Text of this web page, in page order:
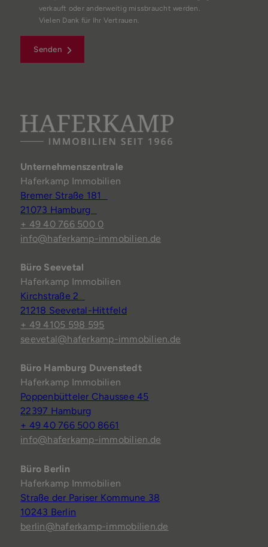
verkauft oder anderweitig missbraucht werden.
Vielen Dank für Ihr Vertrauen.
Senden
Unternehmenszentrale
Haferkamp Immobilien
Bremer Straße 181
21073 Hamburg
+ 49 40 766 500 0
info@haferkamp-immobilien.de
Büro Seevetal
Haferkamp Immobilien
Kirchstraße 2
21218 Seevetal-Hittfeld
+ 49 4105 598 595
seevetal@haferkamp-immobilien.de
Büro Hamburg Duvenstedt
Haferkamp Immobilien
Poppenbütteler Chaussee 45
22397 Hamburg
+ 49 40 766 500 8661
info@haferkamp-immobilien.de
Büro Berlin
Haferkamp Immobilien
Straße der Pariser Kommune 38
10243 Berlin
berlin@haferkamp-immobilien.de